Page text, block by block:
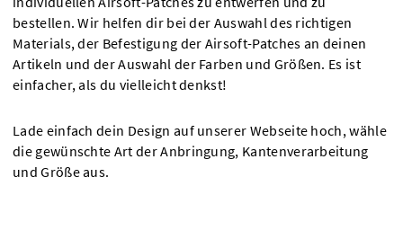
bestellen. Wir helfen dir bei der Auswahl des richtigen
Materials, der Befestigung der Airsoft-Patches an deinen
Artikeln und der Auswahl der Farben und Größen. Es ist
einfacher, als du vielleicht denkst!
Lade einfach dein Design auf unserer Webseite hoch, wähle
die gewünschte Art der Anbringung, Kantenverarbeitung
und Größe aus.